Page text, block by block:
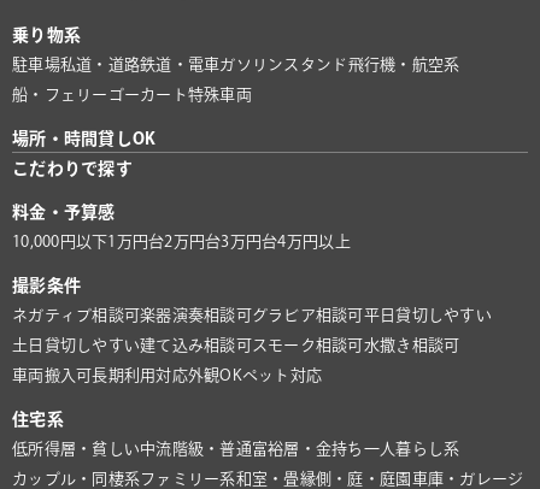
乗り物系
駐車場私道・道路鉄道・電車 ガソリンスタンド 飛行機・航空系
船・フェリー ゴーカート特殊車両
場所・時間貸しOK
こだわりで探す
料金・予算感
10,000円以下1万円台2万円台3万円台4万円以上
撮影条件
ネガティブ相談可楽器演奏相談可 グラビア相談可 平日貸切しやすい
土日貸切しやすい建て込み相談可 スモーク相談可 水撒き相談可
車両搬入可長期利用対応外観OKペット対応
住宅系
低所得層・貧しい中流階級・普通富裕層・金持ち 一人暮らし系
カップル・同棲系ファミリー系和室・畳縁側・庭・庭園 車庫・ガレージ